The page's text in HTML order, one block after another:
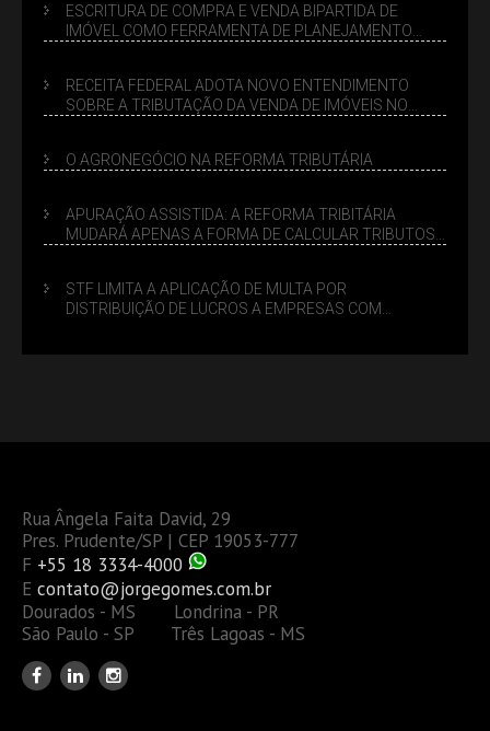
ESCRITURA DE COMPRA E VENDA BIPARTIDA DE
IMÓVEL COMO FERRAMENTA DE PLANEJAMENTO
RECEITA FEDERAL ADOTA NOVO ENTENDIMENTO
SOBRE A TRIBUTAÇÃO DA VENDA DE IMÓVEIS NO
O AGRONEGÓCIO NA REFORMA TRIBUTÁRIA
APURAÇÃO ASSISTIDA: A REFORMA TRIBITÁRIA
MUDARÁ APENAS A FORMA DE CALCULAR TRIBUTOS
STF LIMITA A APLICAÇÃO DE MULTA POR
DISTRIBUIÇÃO DE LUCROS A EMPRESAS COM
Rua Ângela Faita David, 29
Pres. Prudente/SP | CEP 19053-777
F +55 18 3334-4000
E contato@jorgegomes.com.br
Dourados - MS Londrina - PR
São Paulo - SP Três Lagoas - MS